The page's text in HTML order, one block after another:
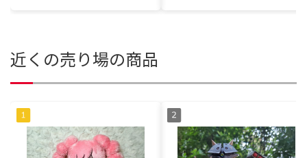
近くの売り場の商品